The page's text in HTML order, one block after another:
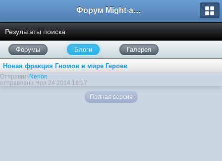
Форум Might-and-Magic.ru
Результаты поиска
Форумы Блоги Галерея
Новая фракция Гномов в мире Героев
Отправил Nerion
отправлено Ноя 24 2014 18:17
Полная версия